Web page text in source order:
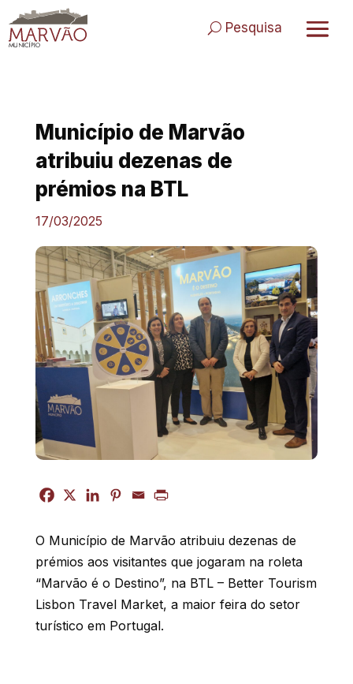
to
content
Pesquisa
Município de Marvão
atribuiu dezenas de
prémios na BTL
17/03/2025
O Município de Marvão atribuiu dezenas de
prémios aos visitantes que jogaram na roleta
“Marvão é o Destino”, na BTL – Better Tourism
Lisbon Travel Market, a maior feira do setor
turístico em Portugal.